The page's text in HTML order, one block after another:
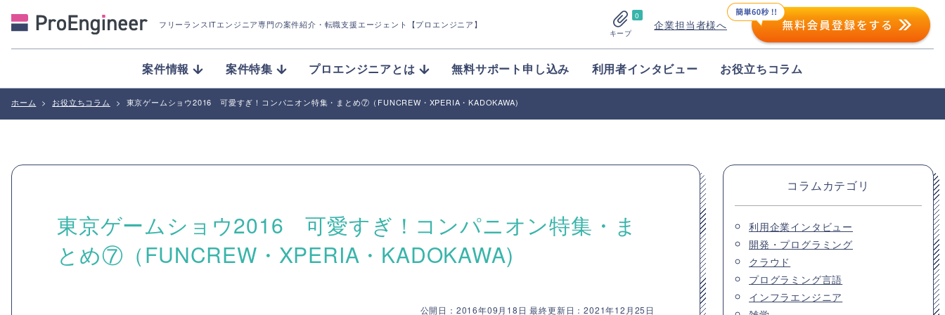
フリーランスITエンジニア専門の案件紹介 ・転職支援エージェント【プロエンジニア】
0
キープ
企業担当者様へ
案件情報 案件特集 プロエンジニアとは 無料サポート申し込み 利用者インタビュー お役立ちコラム
ホーム > お役立ちコラム > 東京ゲームショウ2016 可愛すぎ！コンパニオン特集・まとめ⑦（FUNCREW・XPERIA・KADOKAWA)
東京ゲームショウ2016 可愛すぎ！コンパニオン特集・ま
とめ⑦（FUNCREW・XPERIA・KADOKAWA)
公開日：2016年09月18日 最終更新日：2021年12月25日
コラムカテゴリ
利用企業インタビュー
開発・プログラミング
クラウド
プログラミング言語
インフラエンジニア